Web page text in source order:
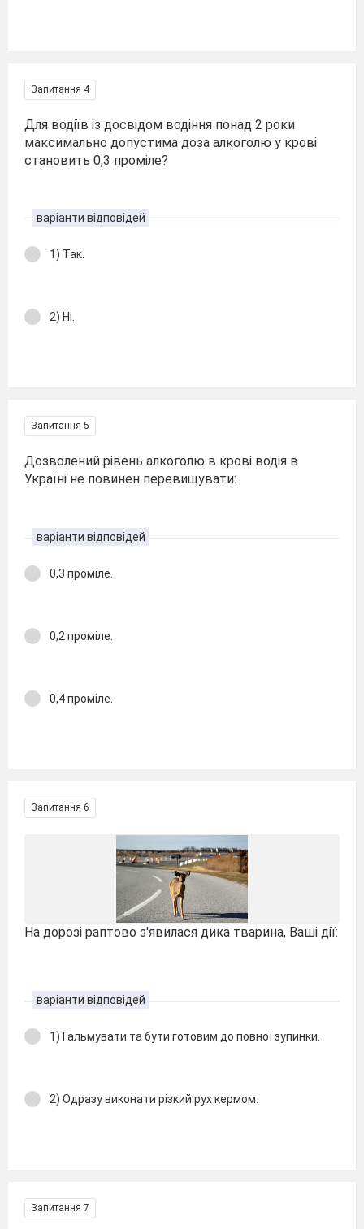
Запитання 4
Для водіїв із досвідом водіння понад 2 роки
максимально допустима доза алкоголю у крові
становить 0,3 проміле?
варіанти відповідей
1) Так.
2) Ні.
Запитання 5
Дозволений рівень алкоголю в крові водія в
Україні не повинен перевищувати:
варіанти відповідей
0,3 проміле.
0,2 проміле.
0,4 проміле.
Запитання 6
На дорозі раптово з'явилася дика тварина, Ваші дії:
варіанти відповідей
1) Гальмувати та бути готовим до повної зупинки.
2) Одразу виконати різкий рух кермом.
Запитання 7